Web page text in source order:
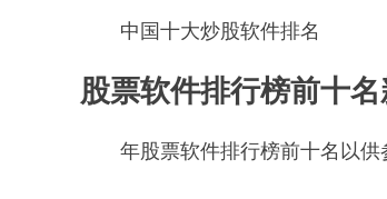
中国十大炒股软件排名
股票软件排行榜前十名
年股票软件排行榜前十名以供